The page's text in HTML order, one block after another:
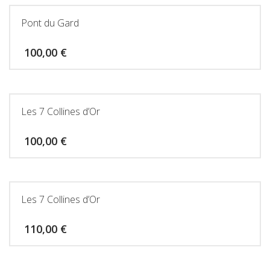
Pont du Gard
100,00 €
Les 7 Collines d’Or
100,00 €
Les 7 Collines d’Or
110,00 €